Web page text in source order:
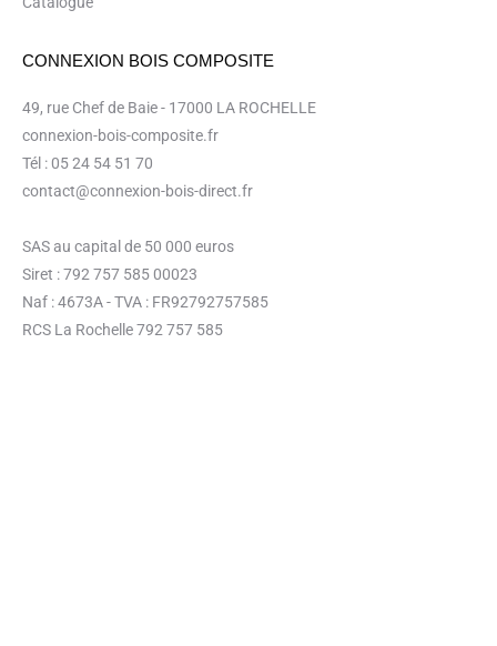
CONNEXION BOIS COMPOSITE
49, rue Chef de Baie - 17000 LA ROCHELLE
connexion-bois-composite.fr
Tél : 05 24 54 51 70
contact@connexion-bois-direct.fr
SAS au capital de 50 000 euros
Siret : 792 757 585 00023
Naf : 4673A - TVA : FR92792757585
RCS La Rochelle 792 757 585